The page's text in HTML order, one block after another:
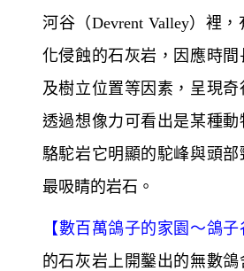
河谷（Devrent Valley）裡
化侵蝕的石灰岩，因應時間
及樹立位置等因素，呈現奇
透過想像力可看出是某種動
駱駝岩它明顯的駝峰與頭
最吸睛的岩石。
【數百萬鴿子的家園～鴿子
的石灰岩上開鑿出的無數